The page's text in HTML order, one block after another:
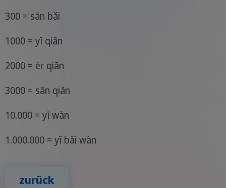
300 = sān bǎi
1000 = yī qiān
2000 = èr qiān
3000 = sān qiān
10.000 = yī wàn
1.000.000 = yī bǎi wàn
zurück